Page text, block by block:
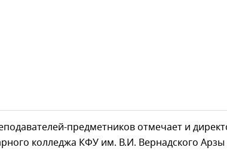
предметников отмечает и
колледжа КФУ им. В.И. Вернадского Арзы